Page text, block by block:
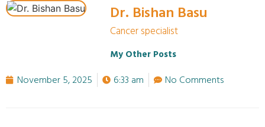
Dr. Bishan Basu
Cancer specialist
My Other Posts
November 5, 2025 6:33 am No Comments